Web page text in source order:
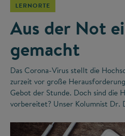
LERNORTE
Aus der Not
gemacht
Das Corona-Virus stellt die
zurzeit vor große
Gebot der Stunde. Doch sind die
vorbereitet? Unser Kolumnist Dr.